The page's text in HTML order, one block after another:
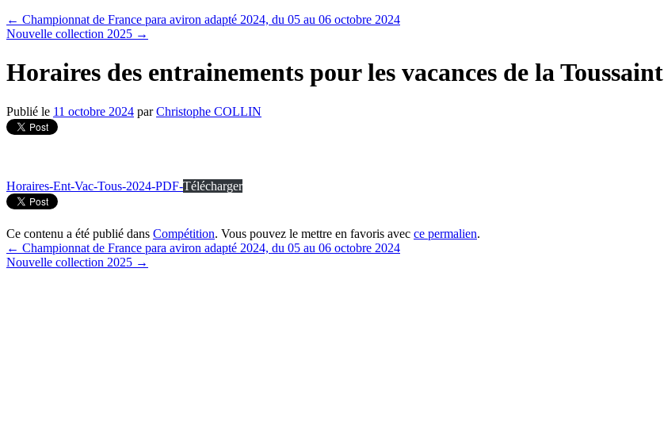
← Championnat de France para aviron adapté 2024, du 05 au 06 octobre 2024
Nouvelle collection 2025 →
Horaires des entrainements pour les vacances de la Toussaint
Publié le 11 octobre 2024 par Christophe COLLIN
Horaires-Ent-Vac-Tous-2024-PDF-Télécharger
Ce contenu a été publié dans Compétition. Vous pouvez le mettre en favoris avec ce permalien.
← Championnat de France para aviron adapté 2024, du 05 au 06 octobre 2024
Nouvelle collection 2025 →